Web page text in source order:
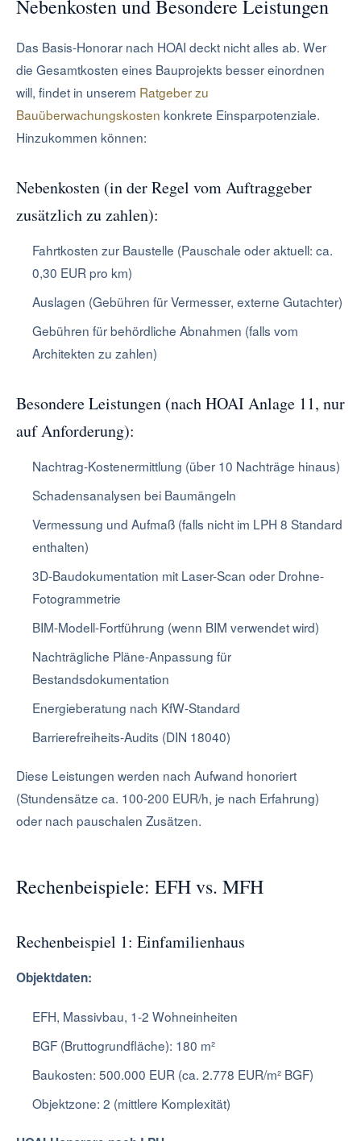
Nebenkosten und Besondere Leistungen
Das Basis-Honorar nach HOAI deckt nicht alles ab. Wer
die Gesamtkosten eines Bauprojekts besser einordnen
will, findet in unserem Ratgeber zu
Bauüberwachungskosten konkrete Einsparpotenziale.
Hinzukommen können:
Nebenkosten (in der Regel vom Auftraggeber
zusätzlich zu zahlen):
Fahrtkosten zur Baustelle (Pauschale oder aktuell: ca.
0,30 EUR pro km)
Auslagen (Gebühren für Vermesser, externe Gutachter)
Gebühren für behördliche Abnahmen (falls vom
Architekten zu zahlen)
Besondere Leistungen (nach HOAI Anlage 11, nur
auf Anforderung):
Nachtrag-Kostenermittlung (über 10 Nachträge hinaus)
Schadensanalysen bei Baumängeln
Vermessung und Aufmaß (falls nicht im LPH 8 Standard
enthalten)
3D-Baudokumentation mit Laser-Scan oder Drohne-
Fotogrammetrie
BIM-Modell-Fortführung (wenn BIM verwendet wird)
Nachträgliche Pläne-Anpassung für
Bestandsdokumentation
Energieberatung nach KfW-Standard
Barrierefreiheits-Audits (DIN 18040)
Diese Leistungen werden nach Aufwand honoriert
(Stundensätze ca. 100-200 EUR/h, je nach Erfahrung)
oder nach pauschalen Zusätzen.
Rechenbeispiele: EFH vs. MFH
Rechenbeispiel 1: Einfamilienhaus
Objektdaten:
EFH, Massivbau, 1-2 Wohneinheiten
BGF (Bruttogrundfläche): 180 m²
Baukosten: 500.000 EUR (ca. 2.778 EUR/m² BGF)
Objektzone: 2 (mittlere Komplexität)